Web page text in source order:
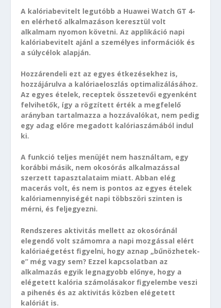
A kalóriabevitelt legutóbb a Huawei Watch GT 4-
en elérhető alkalmazáson keresztül volt
alkalmam nyomon követni. Az applikáció napi
kalóriabevitelt ajánl a személyes információk és
a súlycélok alapján.
Hozzárendeli ezt az egyes étkezésekhez is,
hozzájárulva a kalóriaeloszlás optimalizálásához.
Az egyes ételek, receptek összetevői egyenként
felvihetők, így a rögzített érték a megfelelő
arányban tartalmazza a hozzávalókat, nem pedig
egy adag előre megadott kalóriaszámából indul
ki.
A funkció teljes menüjét nem használtam, egy
korábbi másik, nem okosórás alkalmazással
szerzett tapasztalataim miatt. Abban elég
macerás volt, és nem is pontos az egyes ételek
kalóriamennyiségét napi többszöri szinten is
mérni, és feljegyezni.
Rendszeres aktivitás mellett az okosóránál
elegendő volt számomra a napi mozgással elért
kalóriaégetést figyelni, hogy aznap „bűnözhetek-
e” még vagy sem? Ezzel kapcsolatban az
alkalmazás egyik legnagyobb előnye, hogy a
elégetett kalória számolásakor figyelembe veszi
a pihenés és az aktivitás közben elégetett
kalóriát is.